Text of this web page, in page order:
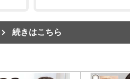
続きはこちら